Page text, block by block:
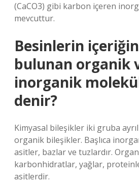
(CaCO3) gibi karbon içeren
mevcuttur.
Besinlerin
bulunan organik
inorganik
denir?
Kimyasal bileşikler iki gruba
organik bileşikler. Başlıca
asitler, bazlar ve tuzlardır.
karbonhidratlar, yağlar,
asitlerdir.